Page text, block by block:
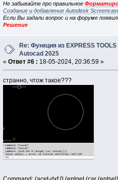
Не забывайте про правильное
Создание и добавление Autodesk
Если Вы задали вопрос и на форуме
Решение
Re: Функция из EXPRESS TOOLS
Autocad 2025
« Ответ #6 : 18-05-2024, 20:36:59 »
странно, чтож такое???